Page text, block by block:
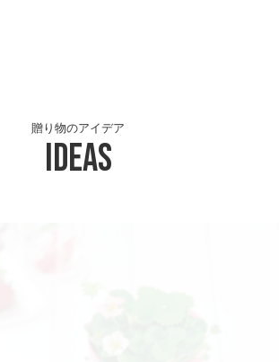
Ideas
贈り物のアイデア